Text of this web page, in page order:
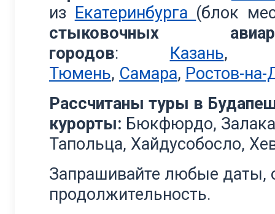
из Екатеринбурга (блок
стыковочных
городов: Казань
Тюмень, Самара, Ростов-на-
Рассчитаны туры в
курорты: Бюкфюрдо,
Тапольца, Хайдусобосло,
Запрашивайте любые даты,
продолжительность.